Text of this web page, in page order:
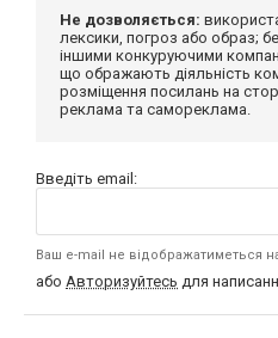
Не дозволяється:
лексики, погроз або образ;
іншими конкуруючими
що ображають діяльність
розміщення посилань на
реклама та самореклама.
Введіть email:
Ваш e-mail не відображатиметься на
або Авторизуйтесь для